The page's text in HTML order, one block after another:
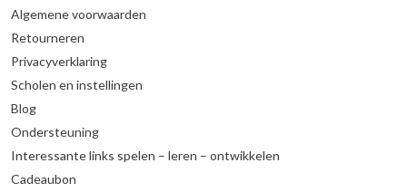
Algemene voorwaarden
Retourneren
Privacyverklaring
Scholen en instellingen
Blog
Ondersteuning
Interessante links spelen – leren – ontwikkelen
Cadeaubon